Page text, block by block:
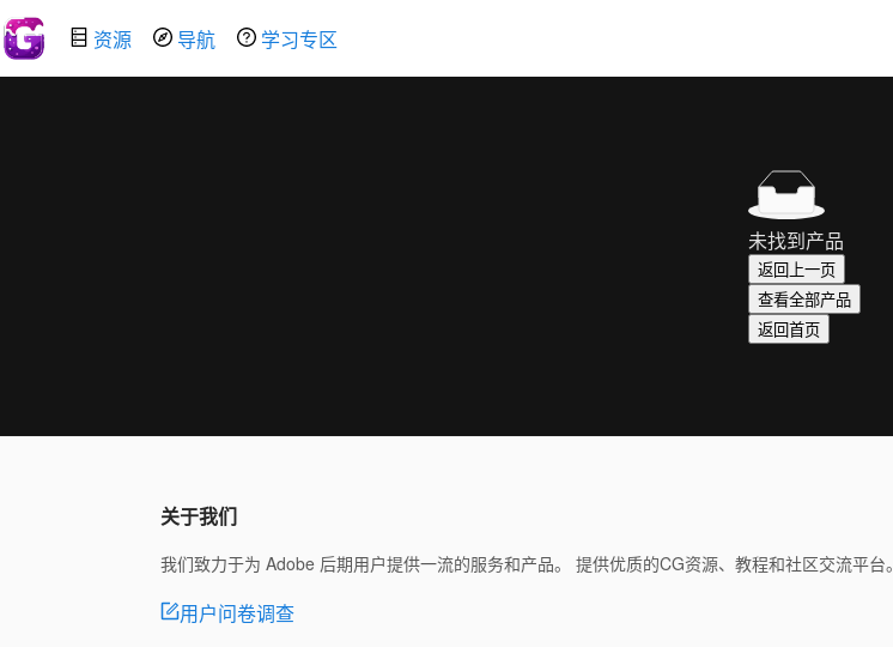
资源 导航 学习专区
未找到产品
返回上一页
查看全部产品
返回首页
关于我们
我们致力于为 Adobe 后期用户提供一流的服务和产品。 提供优质的CG资源、教程和社区交流平台。
用户问卷调查